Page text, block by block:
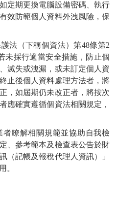
定期更換電腦設備密碼、執行
效防範個人資料外洩風險，保
法（下稱個資法）第48條第2
未採行適當安全措施，防止個
滅失或洩漏，或未訂定個人資
止後個人資料處理方法者，將
，如屆期仍未改正者，將按次
應確實遵循個資法相關規定，
瞭解相關規範並協助自我檢
、參考範本及檢查表公告於財
（記帳及報稅代理人資訊）」
。